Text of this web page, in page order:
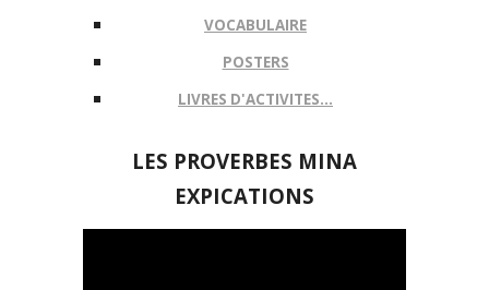
VOCABULAIRE
POSTERS
LIVRES D'ACTIVITES...
LES PROVERBES MINA
EXPICATIONS